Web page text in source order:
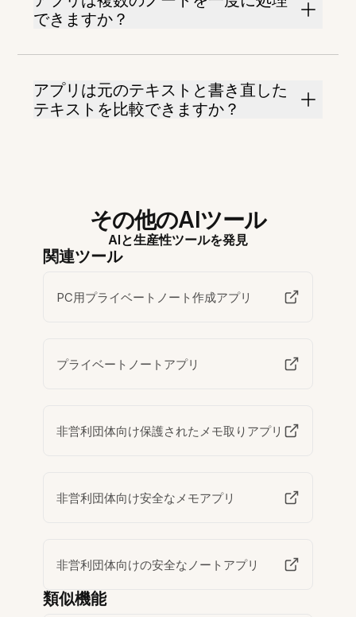
できますか？
アプリは元のテキストと書き直した
テキストを比較できますか？
その他のAIツール
AIと生産性ツールを発見
関連ツール
PC用プライベートノート作成アプリ
プライベートノートアプリ
非営利団体向け保護されたメモ取りアプリ
非営利団体向け安全なメモアプリ
非営利団体向けの安全なノートアプリ
類似機能